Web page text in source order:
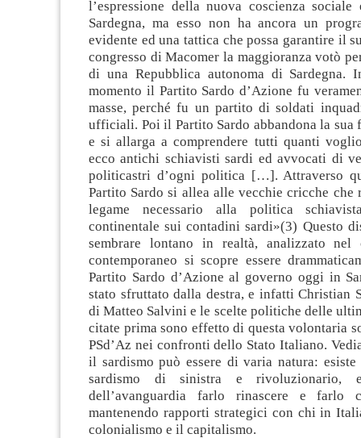
l’espressione della nuova coscienza
Sardegna, ma esso non ha ancora un
evidente ed una tattica che possa garantire il
congresso di Macomer la maggioranza votò
di una Repubblica autonoma di Sardegna.
momento il Partito Sardo d’Azione fu
masse, perché fu un partito di soldati
ufficiali. Poi il Partito Sardo abbandona la sua
e si allarga a comprendere tutti quanti
ecco antichi schiavisti sardi ed avvocati di
politicastri d’ogni politica […]. Attraverso
Partito Sardo si allea alle vecchie cricche che
legame necessario alla politica
continentale sui contadini sardi»(3) Questo
sembrare lontano in realtà, analizzato nel
contemporaneo si scopre essere
Partito Sardo d’Azione al governo oggi in
stato sfruttato dalla destra, e infatti Christian
di Matteo Salvini e le scelte politiche delle
citate prima sono effetto di questa volontaria
PSd’Az nei confronti dello Stato Italiano.
il sardismo può essere di varia natura:
sardismo di sinistra e rivoluzionario,
dell’avanguardia farlo rinascere e farlo
mantenendo rapporti strategici con chi in
colonialismo e il capitalismo.